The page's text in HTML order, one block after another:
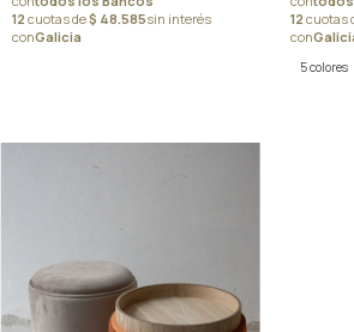
5 colores